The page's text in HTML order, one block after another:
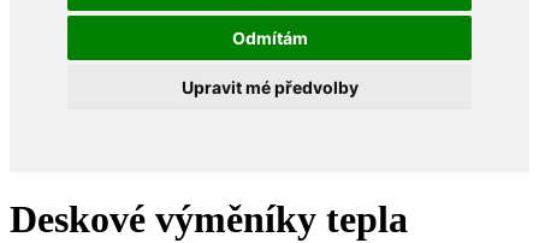
Odmítám
Upravit mé předvolby
Deskové výměníky tepla